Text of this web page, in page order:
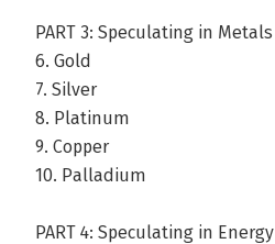
PART 3: Speculating in Metals
6. Gold
7. Silver
8. Platinum
9. Copper
10. Palladium
PART 4: Speculating in Energy